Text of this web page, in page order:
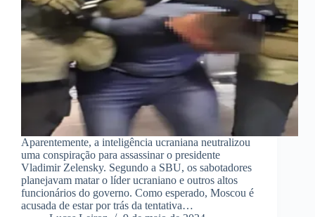
Aparentemente, a inteligência ucraniana neutralizou
uma conspiração para assassinar o presidente
Vladimir Zelensky. Segundo a SBU, os sabotadores
planejavam matar o líder ucraniano e outros altos
funcionários do governo. Como esperado, Moscou é
acusada de estar por trás da tentativa…